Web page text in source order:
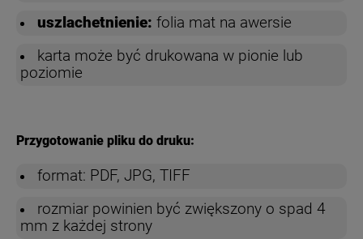
uszlachetnienie: folia mat na awersie
karta może być drukowana w pionie lub
poziomie
Przygotowanie pliku do druku:
format: PDF, JPG, TIFF
rozmiar powinien być zwiększony o spad 4
mm z każdej strony